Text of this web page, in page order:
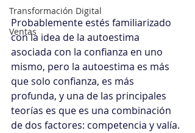
Transformación Digital
Ventas
Probablemente estés familiarizado
con la idea de la autoestima
asociada con la confianza en uno
mismo, pero la autoestima es más
que solo confianza, es más
profunda, y una de las principales
teorías es que es una combinación
de dos factores: competencia y valía.